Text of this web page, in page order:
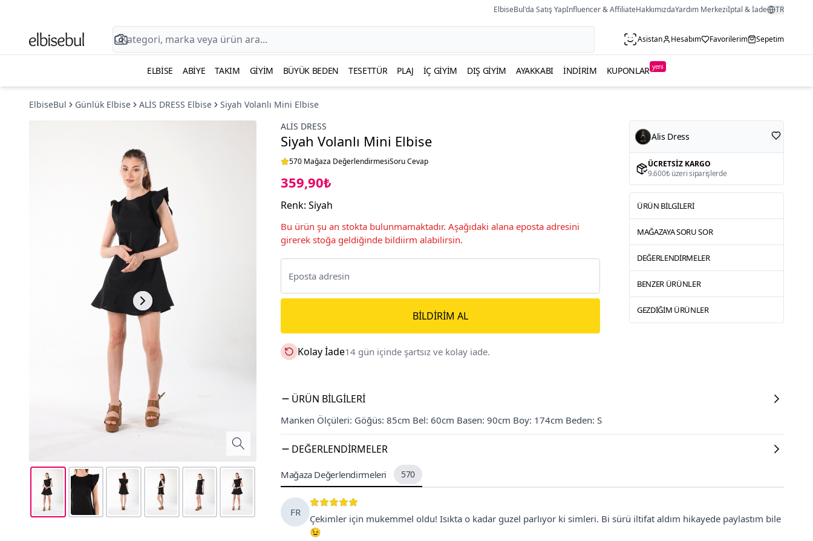
ElbiseBul'da Satış YapInfluencer & AffiliateHakkımızdaYardım Merkeziİptal & İade TR
Asistan Hesabım Favorilerim Sepetim
ELBISE ABIYE TAKIM GIYIM BÜYÜK BEDEN TESETTÜR PLAJ İÇ GIYIM DIŞ GIYIM AYAKKABI İNDIRIM KUPONLAR yeni
ElbiseBul Günlük Elbise ALİS DRESS Elbise
Siyah Volanlı Mini Elbise
ALİS DRESS
Siyah Volanlı Mini Elbise
570 Mağaza DeğerlendirmesiSoru Cevap
359,90₺
Renk: Siyah
Bu ürün şu an stokta bulunmamaktadır. Aşağıdaki alana eposta adresini
girerek stoğa geldiğinde bildiirm alabilirsin.
BILDIRIM AL
Kolay İade14 gün içinde şartsız ve kolay iade.
Alis Dress
ÜCRETSIZ KARGO
9.600₺ üzeri siparişlerde
ÜRÜN BILGILERI
MAĞAZAYA SORU SOR
DEĞERLENDIRMELER
BENZER ÜRÜNLER
GEZDIĞIM ÜRÜNLER
ÜRÜN BILGILERI
Manken Ölçüleri: Göğüs: 85cm Bel: 60cm Basen: 90cm Boy: 174cm Beden: S
DEĞERLENDIRMELER
Mağaza Değerlendirmeleri 570
FR
Çekimler için mukemmel oldu! Isıkta o kadar guzel parlıyor ki simleri. Bi sürü iltifat aldım hikayede paylastım bile
😉